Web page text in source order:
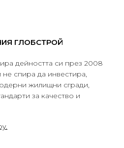
ГЛОБСТРОЙ
дейността си през 2008
не спира да инвестира,
жилищни сгради,
за качество и